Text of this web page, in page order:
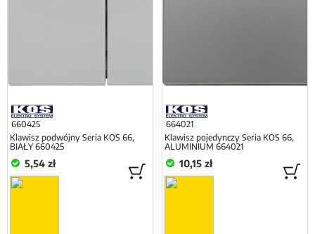
660425
Klawisz podwójny Seria KOS 66,
BIAŁY 660425
5,54 zł
664021
Klawisz pojedynczy Seria KOS 66,
ALUMINIUM 664021
10,15 zł